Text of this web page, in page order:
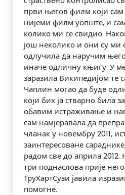
први његов филм који сам
нијеми филм уопште, и
колико ми се свидио.
још неколико и они су ми
одлучила да наручим
иначе одличну књигу. У
заразила Википедијом те
Чаплин могао да буде
који бих ја стварно била
обавим истраживање и
сам намјеравала да
чланак у новембру 2011,
заинтересоване
радом све до априла 2012.
три поднаслова прије
ТруХартСузи јавила
помогне.